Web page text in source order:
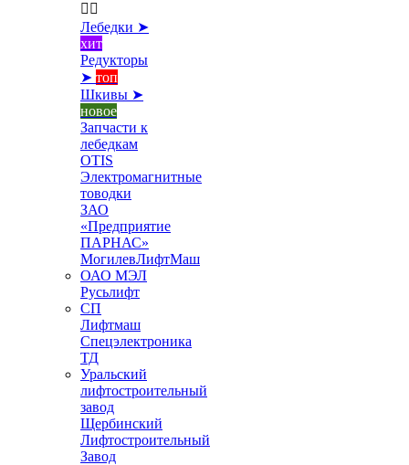
 
Лебедки ➤
хит
Редукторы
➤ топ
Шкивы ➤
новое
Запчасти к
лебедкам
OTIS
Электромагнитные
товодки
ЗАО
«Предприятие
ПАРНАС»
МогилевЛифтМаш
ОАО МЭЛ
Русьлифт
СП
Лифтмаш
Спецэлектроника
ТД
Уральский
лифтостроительный
завод
Щербинский
Лифтостроительный
Завод